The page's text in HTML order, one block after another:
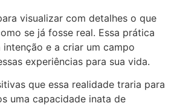
visualizar com detalhes o que
se já fosse real. Essa prática
e a criar um campo
experiências para sua vida.
que essa realidade traria para
uma capacidade inata de